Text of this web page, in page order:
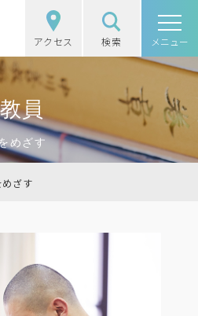
アクセス
検索
メニュー
教員
めざす
ざす